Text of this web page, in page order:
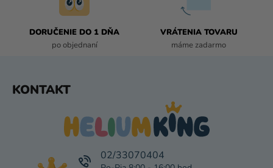
DORUČENIE DO 1 DŇA
po objednaní
VRÁTENIA TOVARU
máme zadarmo
KONTAKT
02/33070404